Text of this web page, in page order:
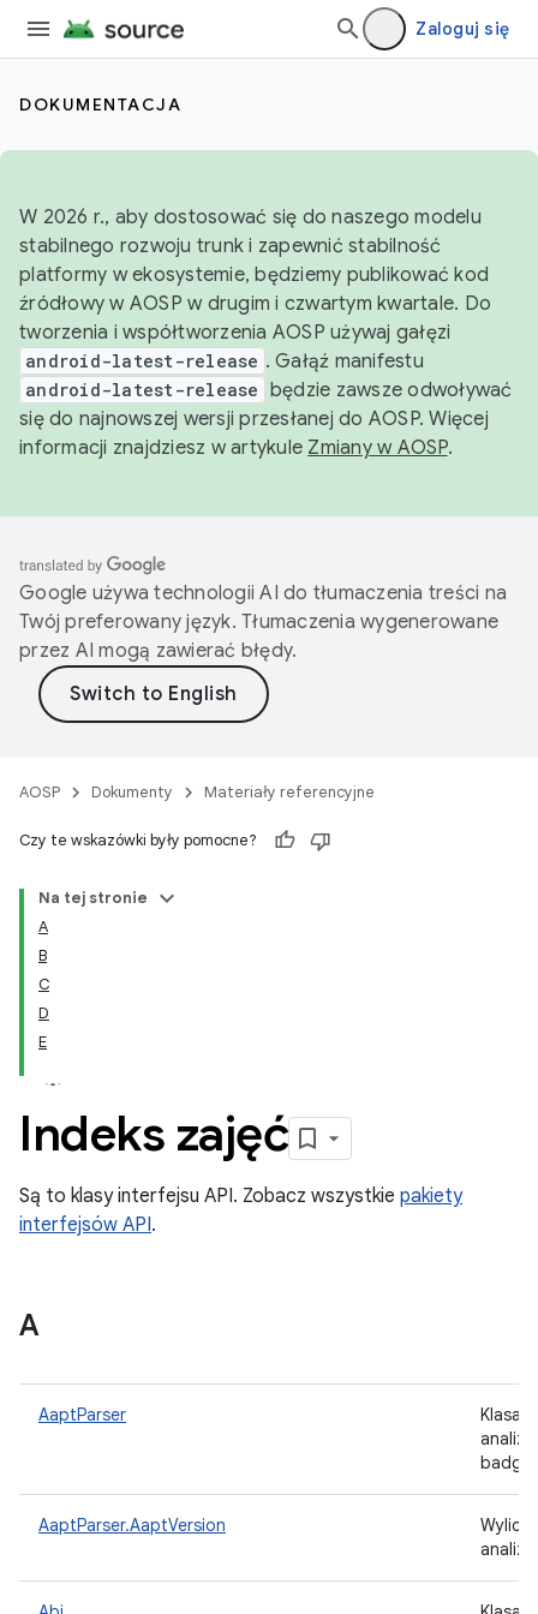
Zaloguj się
DOKUMENTACJA
W 2026 r., aby dostosować się do naszego modelu
stabilnego rozwoju trunk i zapewnić stabilność
platformy w ekosystemie, będziemy publikować kod
źródłowy w AOSP w drugim i czwartym kwartale. Do
tworzenia i współtworzenia AOSP używaj gałęzi
android-latest-release . Gałąź manifestu
android-latest-release będzie zawsze odwoływać
się do najnowszej wersji przesłanej do AOSP. Więcej
informacji znajdziesz w artykule Zmiany w AOSP.
Google używa technologii AI do tłumaczenia treści na
Twój preferowany język. Tłumaczenia wygenerowane
przez AI mogą zawierać błędy.
AOSP Dokumenty Materiały referencyjne
Czy te wskazówki były pomocne?
Na tej stronie
A
B
C
D
E
Indeks zajęć
Są to klasy interfejsu API. Zobacz wszystkie pakiety
interfejsów API.
A
AaptParser
Klasa,
AaptParser.AaptVersion